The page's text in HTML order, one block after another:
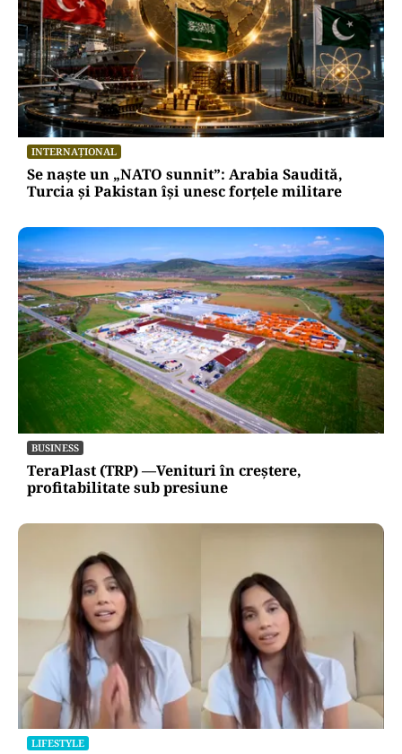
INTERNAȚIONAL
Se naște un „NATO sunnit”: Arabia Saudită,
Turcia și Pakistan își unesc forțele militare
BUSINESS
TeraPlast (TRP) —Venituri în creștere,
profitabilitate sub presiune
LIFESTYLE